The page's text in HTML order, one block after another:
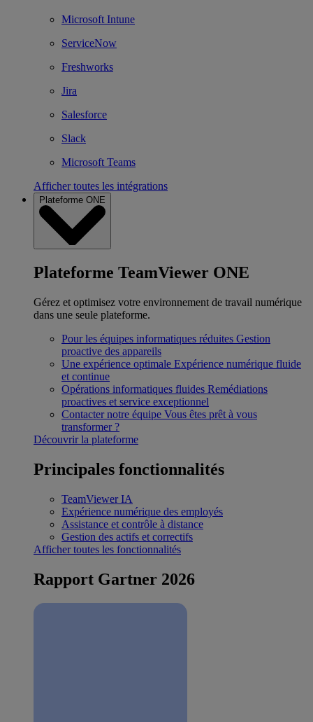
Microsoft Intune
ServiceNow
Freshworks
Jira
Salesforce
Slack
Microsoft Teams
Afficher toutes les intégrations
Plateforme ONE
Plateforme TeamViewer ONE
Gérez et optimisez votre environnement de travail numérique
dans une seule plateforme.
Pour les équipes informatiques réduites Gestion
proactive des appareils
Une expérience optimale Expérience numérique fluide
et continue
Opérations informatiques fluides Remédiations
proactives et service exceptionnel
Contacter notre équipe Vous êtes prêt à vous
transformer ?
Découvrir la plateforme
Principales fonctionnalités
TeamViewer IA
Expérience numérique des employés
Assistance et contrôle à distance
Gestion des actifs et correctifs
Afficher toutes les fonctionnalités
Rapport Gartner 2026